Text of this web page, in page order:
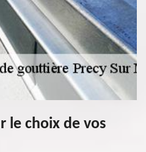
le choix de vos